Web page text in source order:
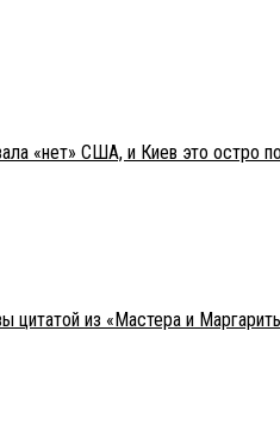
«нет» США, и Киев это остро
цитатой из «Мастера и